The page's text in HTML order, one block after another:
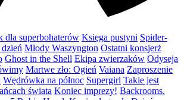
dla superbohaterów Księga pustyni Spider-
Młody Waszyngton Ostatni konsjerż
Ghost in the Shell Ekipa zwierzaków Odyseja
Martwe zło: Ogień Vaiana Zaproszenie
Wędrówka na północ Supergirl Takie jest
świata Koniec imprezy! Backrooms.